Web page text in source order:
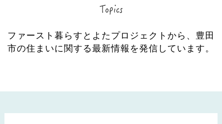
ファースト暮らすとよたプロジェクトから、豊田
市の住まいに関する最新情報を発信しています。